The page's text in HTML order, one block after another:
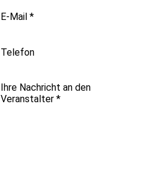
E-Mail *
Telefon
Ihre Nachricht an den
Veranstalter *